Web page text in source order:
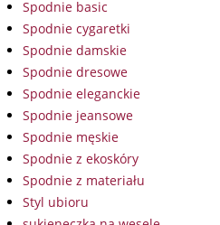
Spodnie basic
Spodnie cygaretki
Spodnie damskie
Spodnie dresowe
Spodnie eleganckie
Spodnie jeansowe
Spodnie męskie
Spodnie z ekoskóry
Spodnie z materiału
Styl ubioru